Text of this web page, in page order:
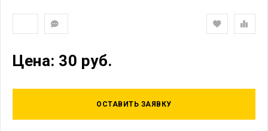
Цена: 30 руб.
ОСТАВИТЬ ЗАЯВКУ